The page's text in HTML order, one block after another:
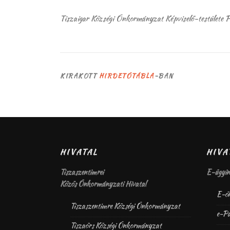
Tiszaigar Községi Önkormányzat Képviselő-
KIRAKOTT HIRDETŐTÁBLA-BAN
HIVATAL
Tiszaszentimrei
Közös Önkormányzati Hivatal
Tiszaszentimre Községi Önkormányzat
Tiszaörs Községi Önkormányzat
E-
E-
e-